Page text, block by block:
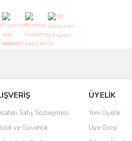
görüntülenemiyor.
bilgiler bulunuyor.
pahalı.
Satış Sözleşmesi
ve Güvenlik
ÜYELİK
Yeni Üyelik
Üye Girişi